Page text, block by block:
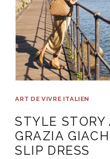
ART DE VIVRE ITALIEN
STYLE STORY
GRAZIA
SLIP DRESS